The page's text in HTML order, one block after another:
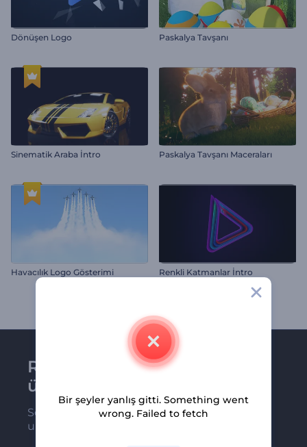
Dönüşen Logo Paskalya Tavşanı
Sinematik Araba İntro Paskalya Tavşanı Maceraları
Havacılık Logo Gösterimi Renkli Katmanlar İntro
Renderforest bültenine
üye olun
Son haber ve tekliflerimiz ilk olarak size
ulaşsın
Bir şeyler yanlış gitti. Something went
wrong. Failed to fetch